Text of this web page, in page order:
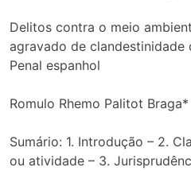
Delitos contra o meio
agravado de
Penal espanhol
Romulo Rhemo Palitot Braga*
Sumário: 1. Introdução – 2.
ou atividade – 3.